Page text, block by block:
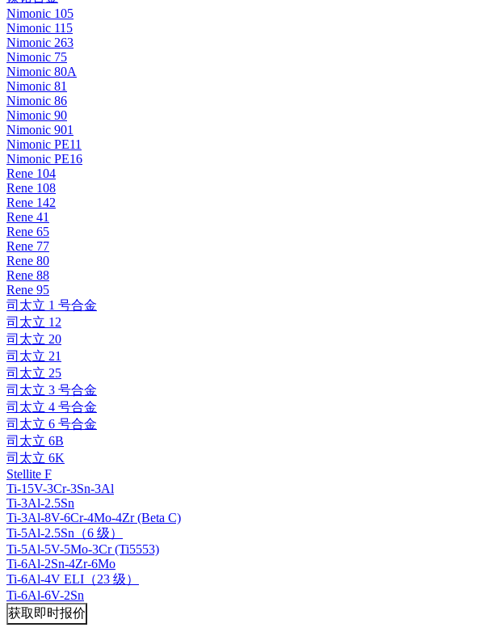
Nimonic 105
Nimonic 115
Nimonic 263
Nimonic 75
Nimonic 80A
Nimonic 81
Nimonic 86
Nimonic 90
Nimonic 901
Nimonic PE11
Nimonic PE16
Rene 104
Rene 108
Rene 142
Rene 41
Rene 65
Rene 77
Rene 80
Rene 88
Rene 95
司太立 1 号合金
司太立 12
司太立 20
司太立 21
司太立 25
司太立 3 号合金
司太立 4 号合金
司太立 6 号合金
司太立 6B
司太立 6K
Stellite F
Ti-15V-3Cr-3Sn-3Al
Ti-3Al-2.5Sn
Ti-3Al-8V-6Cr-4Mo-4Zr (Beta C)
Ti-5Al-2.5Sn（6 级）
Ti-5Al-5V-5Mo-3Cr (Ti5553)
Ti-6Al-2Sn-4Zr-6Mo
Ti-6Al-4V ELI（23 级）
Ti-6Al-6V-2Sn
获取即时报价